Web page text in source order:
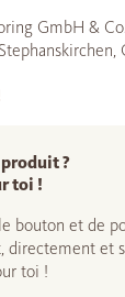
GmbH &
?
toi !
bouton et de
directement et
toi !